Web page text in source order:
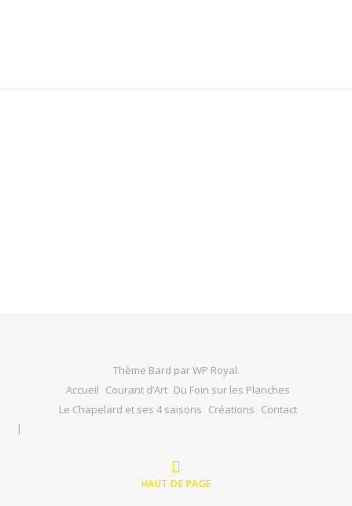
Thème Bard parWP Royal.
Accueil Courant d’Art Du Foin sur les Planches
Le Chapelard et ses 4 saisons Créations Contact
HAUT DE PAGE